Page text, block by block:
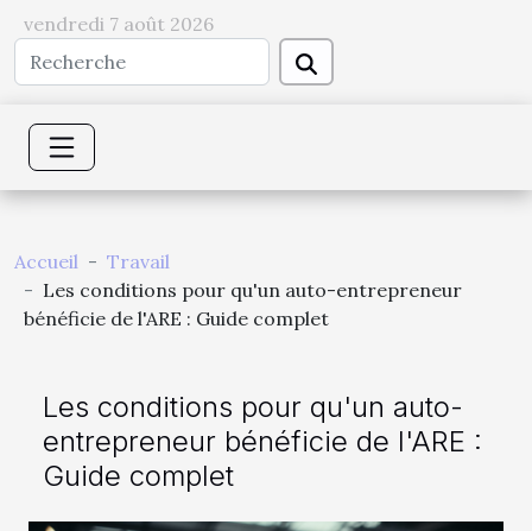
vendredi 7 août 2026
Accueil
Travail
Les conditions pour qu'un auto-entrepreneur
bénéficie de l'ARE : Guide complet
Les conditions pour qu'un auto-
entrepreneur bénéficie de l'ARE :
Guide complet